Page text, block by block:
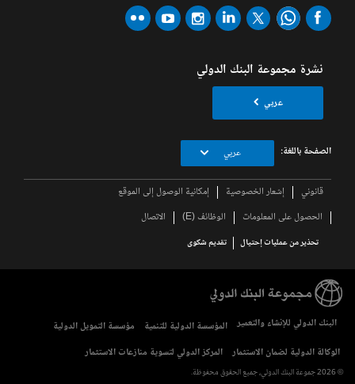
نشرة مجموعة البنك الدولي
عربي
الصفحة باللغة: عربي
قانوني إشعار الخصوصية
إمكانية الوصول إلى الموقع
الحصول على المعلومات
الوظائف (E) الاتصال
تحذير من عمليات إحتيال تقديم شكوى
البنك الدولي للإنشاء والتعمير المؤسسة الدولية للتنمية
مؤسسة التمويل الدولية
الوكالة الدولية لضمان الاستثمار المركز الدولي لتسوية منازعات الاستثمار
© 2026 جموعة البنك الدولي، جميع الحقوق محفوظة.